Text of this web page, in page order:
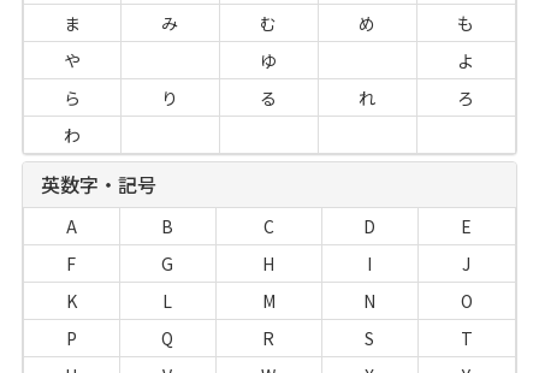
ま
み む め
も
や
ゆ
よ
ら
り る れ
ろ
わ
英数字・記号
A B C D
E
F
G H I
J
K
L M N
O
P
Q R S
T